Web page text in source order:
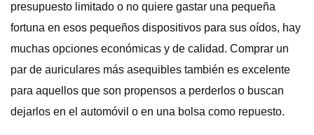
presupuesto limitado o no quiere gastar una pequeña
fortuna en esos pequeños dispositivos para sus oídos, hay
muchas opciones económicas y de calidad. Comprar un
par de auriculares más asequibles también es excelente
para aquellos que son propensos a perderlos o buscan
dejarlos en el automóvil o en una bolsa como repuesto.